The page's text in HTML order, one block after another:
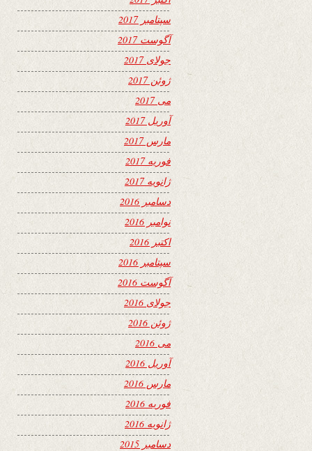
سپتامبر 2017
آگوست 2017
جولای 2017
ژوئن 2017
می 2017
آوریل 2017
مارس 2017
فوریه 2017
ژانویه 2017
دسامبر 2016
نوامبر 2016
اکتبر 2016
سپتامبر 2016
آگوست 2016
جولای 2016
ژوئن 2016
می 2016
آوریل 2016
مارس 2016
فوریه 2016
ژانویه 2016
دسامبر 2015